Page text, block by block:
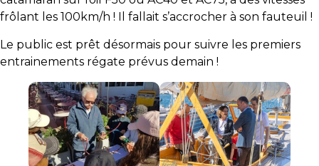
frôlant les 100km/h ! Il fallait s’accrocher à son fauteuil !
Le public est prêt désormais pour suivre les premiers
entrainements régate prévus demain !